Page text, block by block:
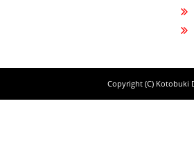
Copyright (C) Kotobuki